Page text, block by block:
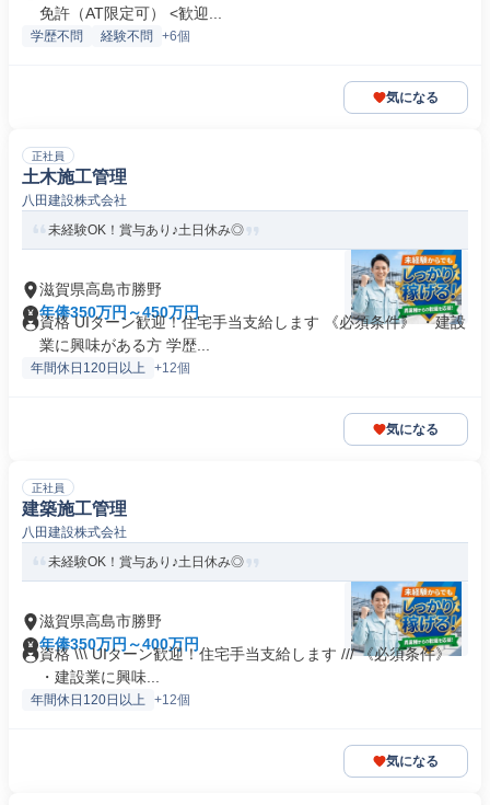
免許（AT限定可） <歓迎...
学歴不問 経験不問 +6個
気になる
正社員
土木施工管理
八田建設株式会社
未経験OK！賞与あり♪土日休み◎
滋賀県高島市勝野
年俸350万円～450万円
資格 UIターン歓迎！住宅手当支給します 《必須条件》 ・建設
業に興味がある方 学歴...
年間休日120日以上 +12個
気になる
正社員
建築施工管理
八田建設株式会社
未経験OK！賞与あり♪土日休み◎
滋賀県高島市勝野
年俸350万円～400万円
資格 \\\ UIターン歓迎！住宅手当支給します /// 《必須条件》
・建設業に興味...
年間休日120日以上 +12個
気になる